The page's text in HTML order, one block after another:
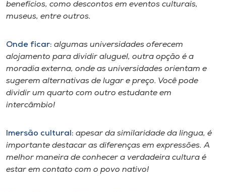
Unoesc
o idioma
benefícios, como descontos em eventos culturais,
museus, entre outros.
Onde ficar: algumas universidades oferecem
alojamento para dividir aluguel, outra opção é a
moradia externa, onde as universidades orientam e
sugerem alternativas de lugar e preço. Você pode
dividir um quarto com outro estudante em
intercâmbio!
Imersão cultural: apesar da similaridade da língua, é
importante destacar as diferenças em expressões. A
melhor maneira de conhecer a verdadeira cultura é
estar em contato com o povo nativo!